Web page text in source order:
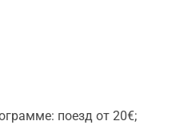
поезд от 20€;